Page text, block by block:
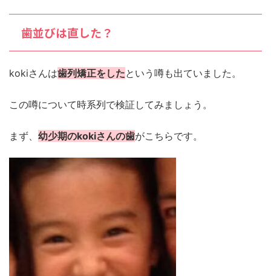
歯並びは直した？
kokiさんは歯列矯正をしたという噂も出ていました。
この噂について時系列で検証してみましょう。
まず、 幼少期のkokiさんの歯がこちらです。